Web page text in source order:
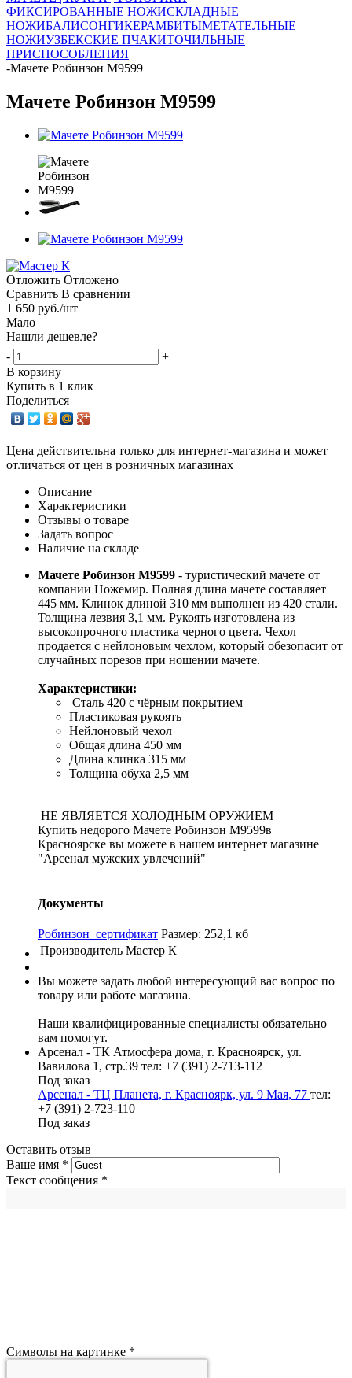
ФИКСИРОВАННЫЕ НОЖИСКЛАДНЫЕ
НОЖИБАЛИСОНГИКЕРАМБИТЫМЕТАТЕЛЬНЫЕ
НОЖИУЗБЕКСКИЕ ПЧАКИТОЧИЛЬНЫЕ
ПРИСПОСОБЛЕНИЯ
-Мачете Робинзон М9599
Мачете Робинзон М9599
Отложить Отложено
Сравнить В сравнении
1 650 руб./шт
Мало
Нашли дешевле?
-
+
В корзину
Купить в 1 клик
Поделиться
Цена действительна только для интернет-магазина и может
отличаться от цен в розничных магазинах
Описание
Характеристики
Отзывы о товаре
Задать вопрос
Наличие на складе
Мачете Робинзон М9599 - туристический мачете от
компании Ножемир. Полная длина мачете составляет
445 мм. Клинок длиной 310 мм выполнен из 420 стали.
Толщина лезвия 3,1 мм. Рукоять изготовлена из
высокопрочного пластика черного цвета. Чехол
продается с нейлоновым чехлом, который обезопасит от
случайных порезов при ношении мачете.
Характеристики:
Сталь 420 с чёрным покрытием
Пластиковая рукоять
Нейлоновый чехол
Общая длина 450 мм
Длина клинка 315 мм
Толщина обуха 2,5 мм
НЕ ЯВЛЯЕТСЯ ХОЛОДНЫМ ОРУЖИЕМ
Купить недорого Мачете Робинзон М9599в
Красноярске вы можете в нашем интернет магазине
"Арсенал мужских увлечений"
Документы
Робинзон_сертификат Размер: 252,1 кб
Производитель Мастер К
Вы можете задать любой интересующий вас вопрос по
товару или работе магазина.
Наши квалифицированные специалисты обязательно
вам помогут.
Арсенал - ТК Атмосфера дома, г. Красноярск, ул.
Вавилова 1, стр.39 тел: +7 (391) 2-713-112
Под заказ
Арсенал - ТЦ Планета, г. Красноярк, ул. 9 Мая, 77 тел:
+7 (391) 2-723-110
Под заказ
Оставить отзыв
Ваше имя *
Текст сообщения *
Символы на картинке *